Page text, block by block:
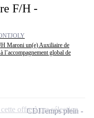
F/H -
Maroni un(e) Auxiliaire de
l’accompagnement global de
CDITemps plein
offre à ma sélection